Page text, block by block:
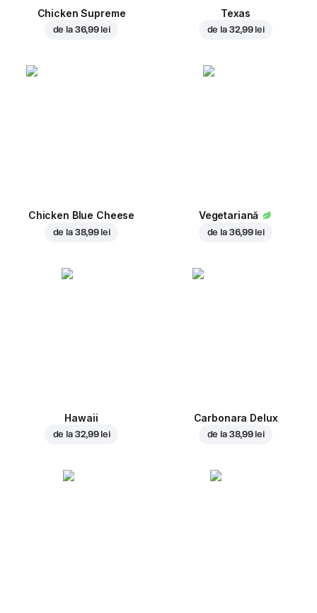
Chicken Supreme
de la 36,99 lei
Texas
de la 32,99 lei
Chicken Blue Cheese
de la 38,99 lei
Vegetariană
de la 36,99 lei
Hawaii
de la 32,99 lei
Carbonara Delux
de la 38,99 lei